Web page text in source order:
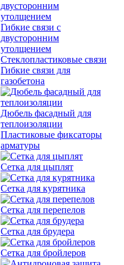
Гибкие связи с
двусторонним
утолщением
Стеклопластиковые связи
Гибкие связи для
газобетона
Дюбель фасадный для
теплоизоляции
Пластиковые фиксаторы
арматуры
Сетка для цыплят
Сетка для курятника
Сетка для перепелов
Сетка для брудера
Сетка для бройлеров